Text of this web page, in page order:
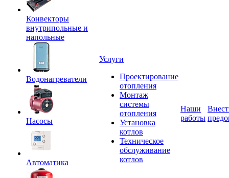
Конвекторы
внутрипольные и
напольные
Водонагреватели
Насосы
Автоматика
Услуги
Проектирование
отопления
Монтаж
системы
отопления
Установка
котлов
Техническое
обслуживание
котлов
Наши
работы